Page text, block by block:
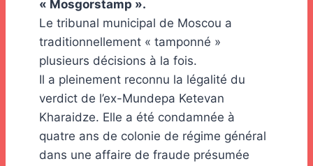
« Mosgorstamp ».
Le tribunal municipal de Moscou a
traditionnellement « tamponné »
plusieurs décisions à la fois.
Il a pleinement reconnu la légalité du
verdict de l’ex-Mundepa Ketevan
Kharaidze. Elle a été condamnée à
quatre ans de colonie de régime général
dans une affaire de fraude présumée